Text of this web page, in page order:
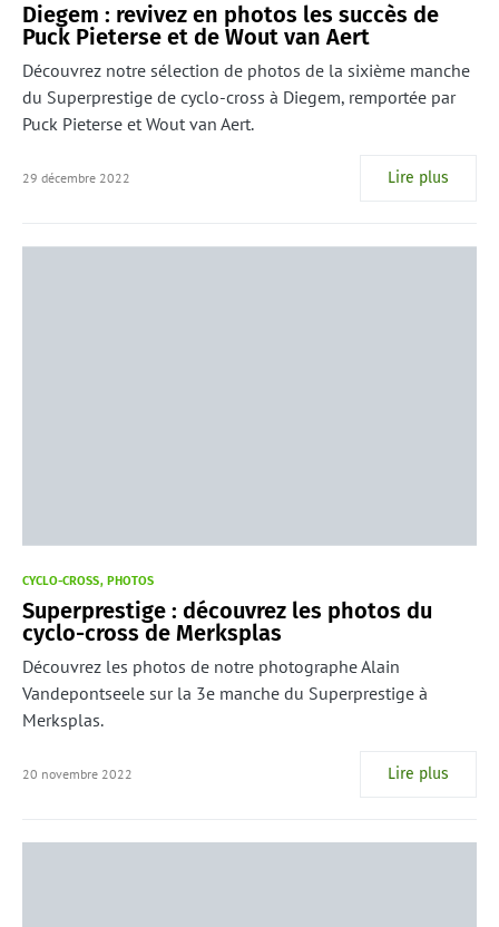
Diegem : revivez en photos les succès de
Puck Pieterse et de Wout van Aert
Découvrez notre sélection de photos de la sixième manche
du Superprestige de cyclo-cross à Diegem, remportée par
Puck Pieterse et Wout van Aert.
29 décembre 2022 Lire plus
CYCLO-CROSS PHOTOS
Superprestige : découvrez les photos du
cyclo-cross de Merksplas
Découvrez les photos de notre photographe Alain
Vandepontseele sur la 3e manche du Superprestige à
Merksplas.
20 novembre 2022 Lire plus